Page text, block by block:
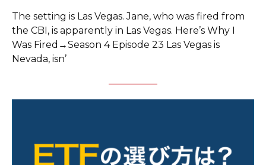
The setting is Las Vegas. Jane, who was fired from
the CBI, is apparently in Las Vegas. Here’s Why I
Was Fired→Season 4 Episode 23 Las Vegas is
Nevada, isn’